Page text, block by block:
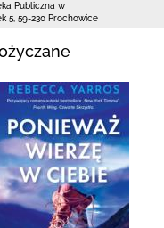
Publiczna w
5 59-230 Prochowice